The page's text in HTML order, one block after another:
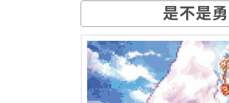
是不是